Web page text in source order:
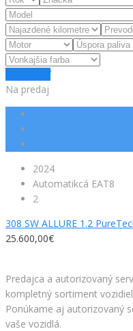
Na predaj
2024
Automatikcá EAT8
2
308 SW ALLURE 1.2
25.600,00€
Predajca a autorizovaný
kompletný sortiment
Ponúkame aj autorizovaný
vaše vozidlá.